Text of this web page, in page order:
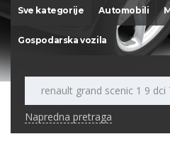
Sve kategorije Automobili
Gospodarska vozila
Napredna pretraga